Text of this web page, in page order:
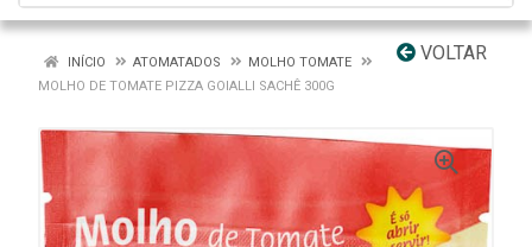
VOLTAR
INÍCIO ATOMATADOS
MOLHO TOMATE
MOLHO DE TOMATE PIZZA GOIALLI SACHÊ 300G